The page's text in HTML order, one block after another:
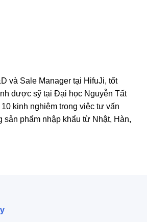
và Sale Manager tại HifuJi, tốt
dược sỹ tại Đại học Nguyễn Tất
kinh nghiệm trong việc tư vấn
sản phẩm nhập khẩu từ Nhật, Hàn,